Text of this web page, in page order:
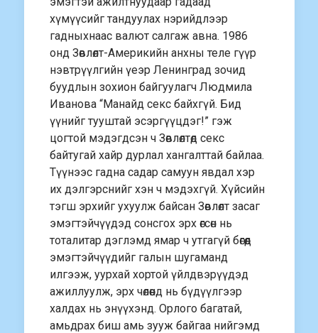
хүмүүсийг тандуулах нэрийдлээр
гадныхнаас валют салгаж авна. 1986
онд Зөвлөлт-Америкийн анхны теле гүүр
нэвтрүүлгийн үеэр Ленинград зочид
буудлын зохион байгуулагч Людмила
Иванова “Манайд секс байхгүй. Бид
үүнийг тууштай эсэргүүцдэг!” гэж
цогтой мэдэгдсэн ч Зөвлөлтөд секс
байтугай хайр дурлал хангалттай байлаа.
Түүнээс гадна садар самуун явдал хэр
их дэлгэрснийг хэн ч мэдэхгүй. Хүйсийн
тэгш эрхийг ухуулж байсан Зөвлөлт засаг
эмэгтэйчүүдэд сонсгох эрх өгсөн нь
тоталитар дэглэмд ямар ч утгагүй бөгөөд
эмэгтэйчүүдийг галын шугаманд
илгээж, уурхай хортой үйлдвэрүүдэд
ажиллуулж, эрх чөлөөнд нь бүдүүлгээр
халдах нь энүүхэнд. Орлого багатай,
амьдрах биш амь зууж байгаа нийгэмд